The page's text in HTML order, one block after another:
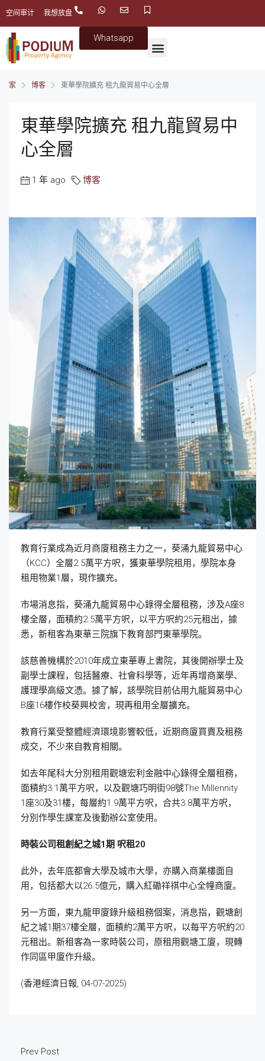
空间审计 我想放盘
Whatsapp
家 博客 東華學院擴充 租九龍貿易中心全層
東華學院擴充 租九龍貿易中
心全層
1 年 ago 博客
教育行業成為近月商廈租務主力之一，葵涌九龍貿易中心
（KCC）全層2.5萬平方呎，獲東華學院租用，學院本身
租用物業1層，現作擴充。
市場消息指，葵涌九龍貿易中心錄得全層租務，涉及A座8
樓全層，面積約2.5萬平方呎，以平方呎約25元租出，據
悉，新租客為東華三院旗下教育部門東華學院。
該慈善機構於2010年成立東華專上書院，其後開辦學士及
副學士課程，包括醫療、社會科學等，近年再增商業學、
護理學高級文憑。據了解，該學院目前佔用九龍貿易中心
B座16樓作校葵興校舍，現再租用全層擴充。
教育行業受整體經濟環境影響較低，近期商廈買賣及租務
成交，不少來自教育相關。
如去年尾科大分別租用觀塘宏利金融中心錄得全層租務，
面積約3.1萬平方呎，以及觀塘巧明街98號The Millennity
1座30及31樓，每層約1.9萬平方呎，合共3.8萬平方呎，
分別作學生課室及後勤辦公室使用。
時裝公司租創紀之城1期 呎租20
此外，去年底都會大學及城市大學，亦購入商業樓面自
用，包括都大以26.5億元，購入紅磡祥祺中心全幢商廈。
另一方面，東九龍甲廈錄升級租務個案，消息指，觀塘創
紀之城1期37樓全層，面積約2萬平方呎，以每平方呎約20
元租出。新租客為一家時裝公司，原租用觀塘工廈，現轉
作同區甲廈作升級。
(香港經濟日報, 04-07-2025)
Prev Post